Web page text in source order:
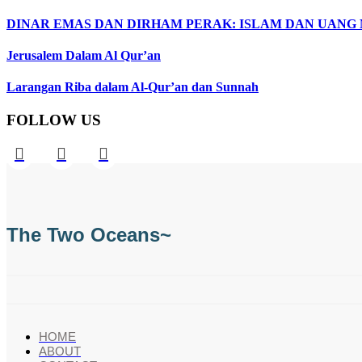
DINAR EMAS DAN DIRHAM PERAK: ISLAM DAN UANG
Jerusalem Dalam Al Qur’an
Larangan Riba dalam Al-Qur’an dan Sunnah
FOLLOW US
InstagramFacebookTelegram
The Two Oceans~
HOME
ABOUT